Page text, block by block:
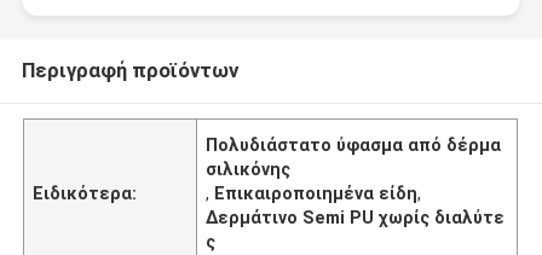
Περιγραφή προϊόντων
Ειδικότερα:
Πολυδιάστατο ύφασμα από δέρμα
σιλικόνης
, Επικαιροποιημένα είδη,
Δερμάτινο Semi PU χωρίς διαλύτε
ς